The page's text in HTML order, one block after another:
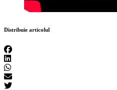
Distribuie articolul